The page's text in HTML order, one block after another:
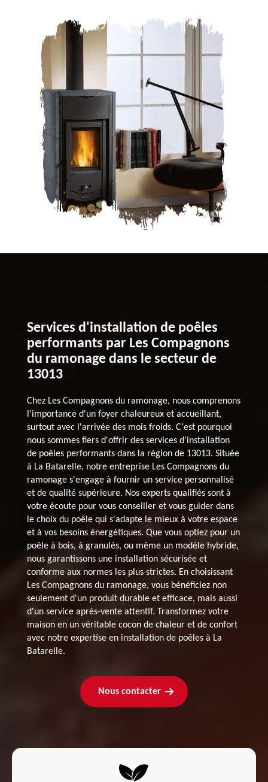
Services d'installation de poêles
performants par Les Compagnons
du ramonage dans le secteur de
13013
Chez Les Compagnons du ramonage, nous comprenons
l'importance d'un foyer chaleureux et accueillant,
surtout avec l'arrivée des mois froids. C'est pourquoi
nous sommes fiers d'offrir des services d'installation
de poêles performants dans la région de 13013. Située
à La Batarelle, notre entreprise Les Compagnons du
ramonage s'engage à fournir un service personnalisé
et de qualité supérieure. Nos experts qualifiés sont à
votre écoute pour vous conseiller et vous guider dans
le choix du poêle qui s'adapte le mieux à votre espace
et à vos besoins énergétiques. Que vous optiez pour un
poêle à bois, à granulés, ou même un modèle hybride,
nous garantissons une installation sécurisée et
conforme aux normes les plus strictes. En choisissant
Les Compagnons du ramonage, vous bénéficiez non
seulement d'un produit durable et efficace, mais aussi
d'un service après-vente attentif. Transformez votre
maison en un véritable cocon de chaleur et de confort
avec notre expertise en installation de poêles à La
Batarelle.
Nous contacter